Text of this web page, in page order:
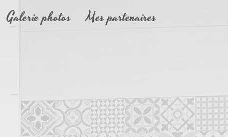
Galerie photos
Mes partenaires